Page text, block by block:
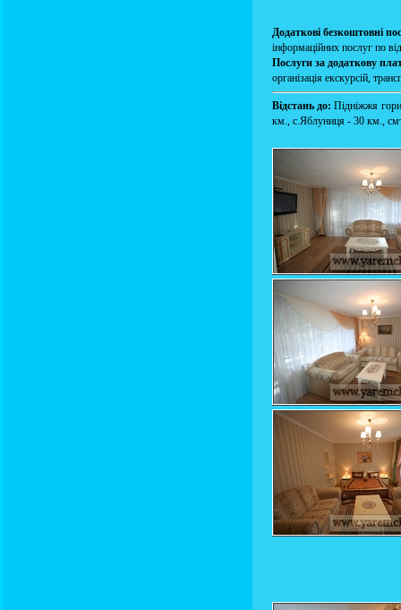
Додаткові безкоштовні
інформаційних послуг по
Послуги за додаткову
організація екскурсій,
Відстань до: Підніжжя
км., с.Яблуниця - 30 км.,